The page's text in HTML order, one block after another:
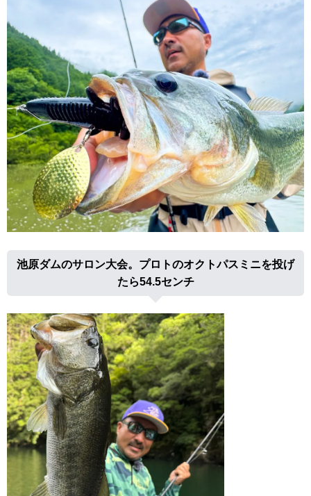
池原ダムのサロン大会。プロトのオクトパスミニを投げ
たら54.5センチ